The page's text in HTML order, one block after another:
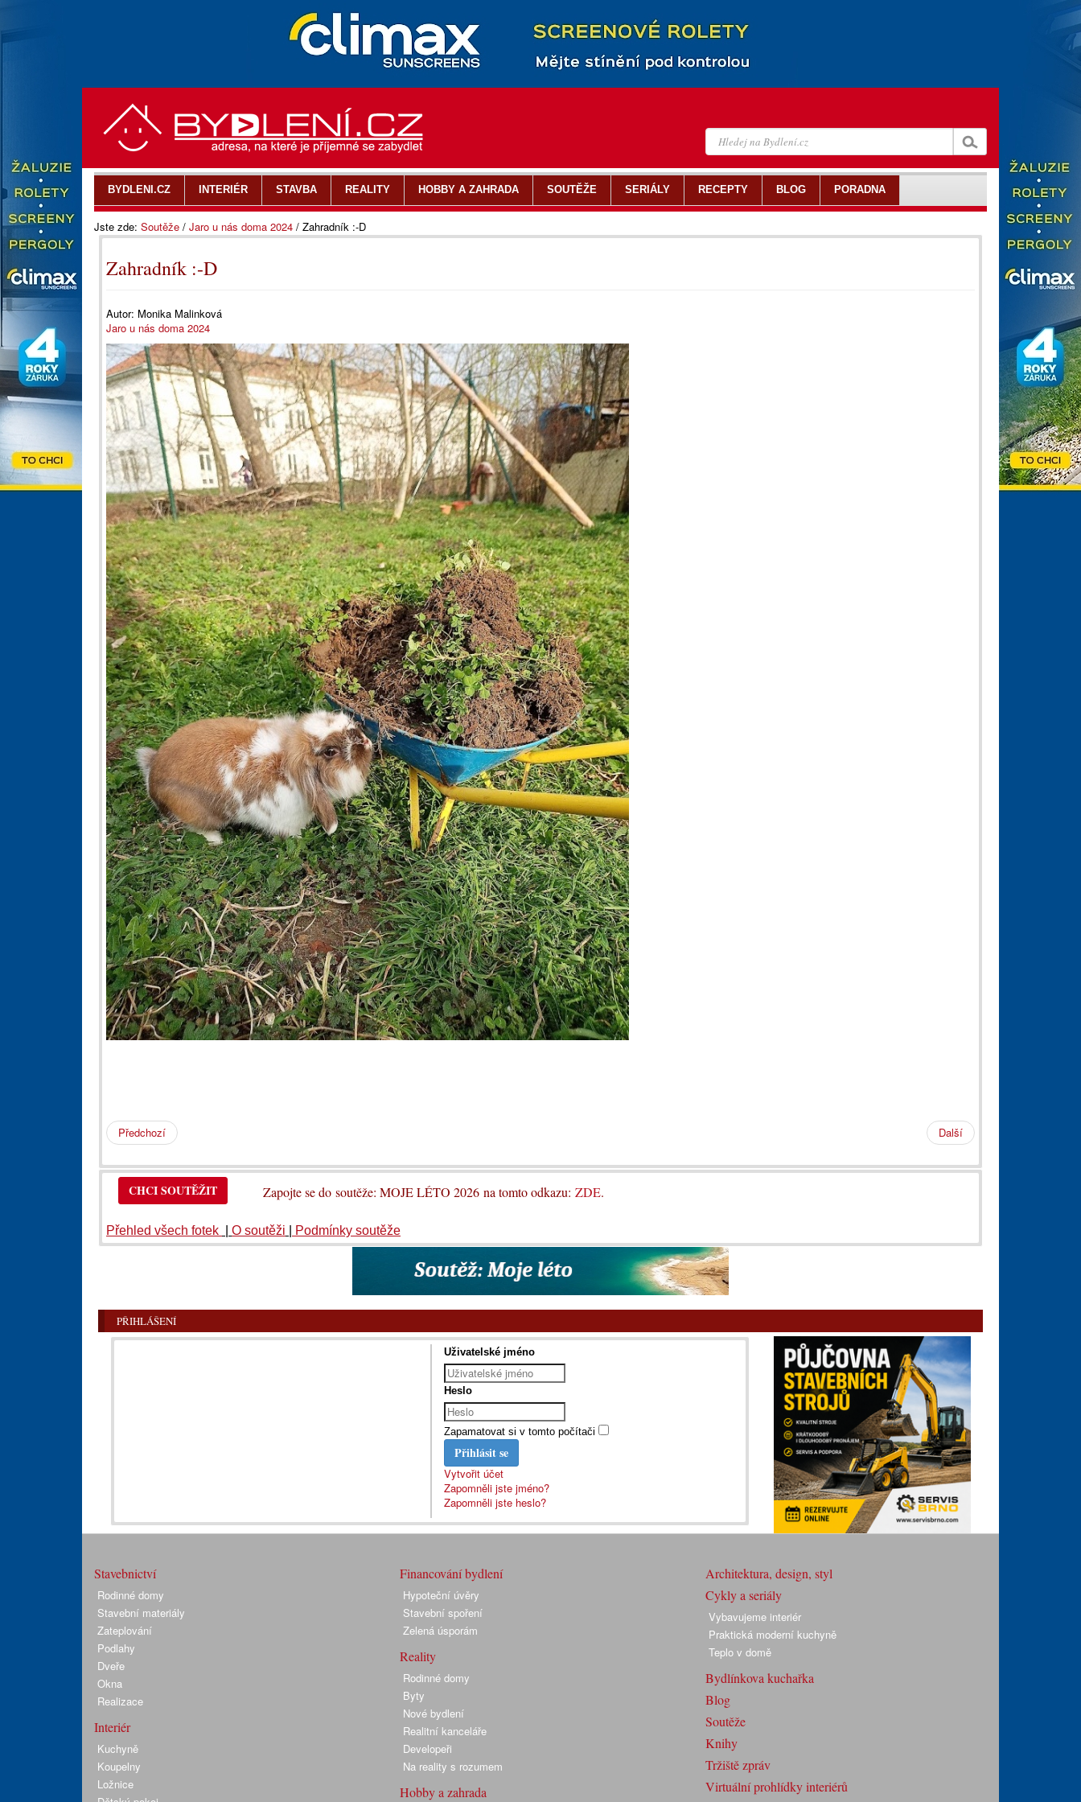
Jste zde: Soutěže / Jaro u nás doma 2024 / Zahradník :-D
Zahradník :-D
Autor: Monika Malinková
Jaro u nás doma 2024
Předchozí Další
CHCI SOUTĚŽIT Zapojte se do soutěže: MOJE LÉTO 2026 na tomto odkazu: ZDE.
Přehled všech fotek O soutěži Podmínky soutěže
PŘIHLÁŠENÍ
Uživatelské jméno
Heslo
Zapamatovat si v tomto počítači
Přihlásit se
Vytvořit účet
Zapomněli jste jméno?
Zapomněli jste heslo?
BYDLENI.CZ INTERIÉR STAVBA REALITY HOBBY A ZAHRADA SOUTĚŽE SERIÁLY RECEPTY BLOG PORADNA
Stavebnictví
Rodinné domy
Stavební materiály
Zateplování
Podlahy
Dveře
Okna
Realizace
Interiér
Kuchyně
Koupelny
Ložnice
Financování bydlení
Hypoteční úvěry
Stavební spoření
Zelená úsporám
Reality
Rodinné domy
Byty
Nové bydlení
Realitní kanceláře
Developeři
Na reality s rozumem
Hobby a zahrada
Architektura, design, styl
Cykly a seriály
Vybavujeme interiér
Praktická moderní kuchyně
Teplo v domě
Bydlínkova kuchařka
Blog
Soutěže
Knihy
Tržiště zpráv
Virtuální prohlídky interiérů